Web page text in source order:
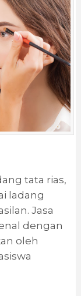
tata rias,
ladang
Jasa
dengan
oleh